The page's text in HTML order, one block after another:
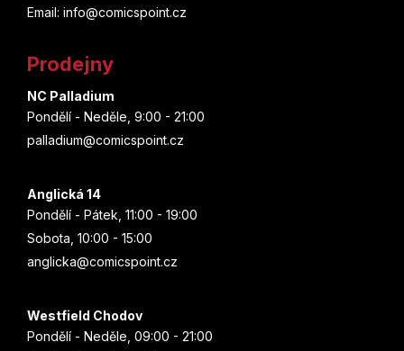
Email: info@comicspoint.cz
Prodejny
NC Palladium
Pondělí - Neděle, 9:00 - 21:00
palladium@comicspoint.cz
Anglická 14
Pondělí - Pátek, 11:00 - 19:00
Sobota, 10:00 - 15:00
anglicka@comicspoint.cz
Westfield Chodov
Pondělí - Neděle, 09:00 - 21:00